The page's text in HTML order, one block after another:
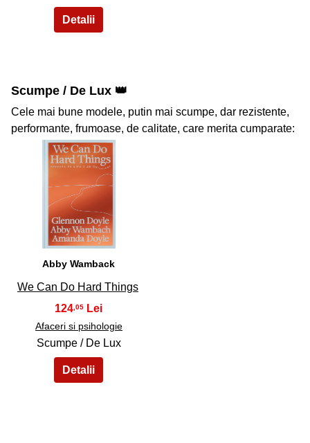
Scumpe / De Lux 👑
Cele mai bune modele, putin mai scumpe, dar rezistente,
performante, frumoase, de calitate, care merita cumparate:
33
Abby Wamback
We Can Do Hard Things
124 ,05
Afaceri si psihologie
Scumpe / De Lux